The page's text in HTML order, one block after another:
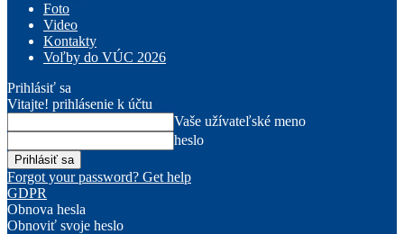
Foto
Video
Kontakty
Voľby do VÚC 2026
Prihlásiť sa
Vitajte! prihlásenie k účtu
Vaše užívateľské meno
heslo
Forgot your password? Get help
GDPR
Obnova hesla
Obnoviť svoje heslo